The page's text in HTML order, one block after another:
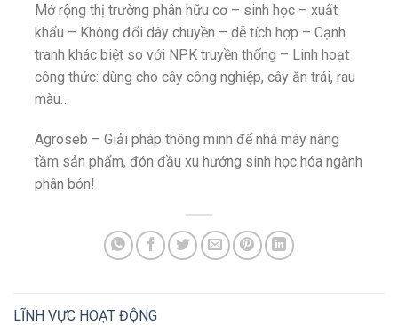
Mở rộng thị trường phân hữu cơ – sinh học – xuất
khẩu – Không đổi dây chuyền – dễ tích hợp – Cạnh
tranh khác biệt so với NPK truyền thống – Linh hoạt
công thức: dùng cho cây công nghiệp, cây ăn trái, rau
màu…
Agroseb – Giải pháp thông minh để nhà máy nâng
tầm sản phẩm, đón đầu xu hướng sinh học hóa ngành
phân bón!
LĨNH VỰC HOẠT ĐỘNG